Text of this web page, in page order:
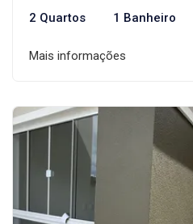
2 Quartos 1 Banheiro
Mais informações